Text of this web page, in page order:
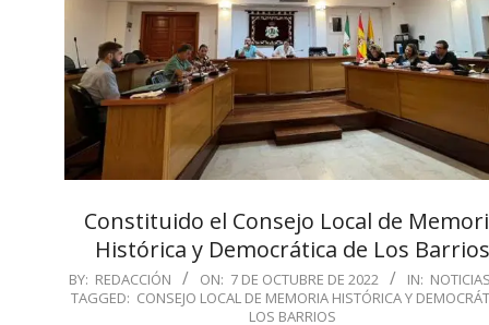
Constituido el Consejo Local de
Histórica y Democrática de Los Barrios
2022-
10-
BY: REDACCIÓN ON: 7 DE OCTUBRE DE 2022 IN: NOTICIAS
TAGGED: CONSEJO LOCAL DE MEMORIA HISTÓRICA Y
LOS BARRIOS